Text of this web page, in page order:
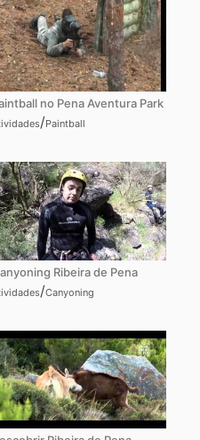
no Pena Aventura Park
/Paintball
Ribeira de Pena
/Canyoning